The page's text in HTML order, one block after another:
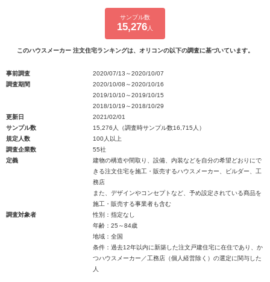
サンプル数
15,276 人
このハウスメーカー 注文住宅ランキングは、オリコンの以下の調査に基づいています。
事前調査
2020/07/13～2020/10/07
調査期間
2020/10/08～2020/10/16
2019/10/10～2019/10/15
2018/10/19～2018/10/29
更新日
2021/02/01
サンプル数
15,276人（調査時サンプル数16,715人）
規定人数
100人以上
調査企業数
55社
定義
建物の構造や間取り、設備、内装などを自分の希望どおりにで
きる注文住宅を施工・販売するハウスメーカー、ビルダー、工
務店
また、デザインやコンセプトなど、予め設定されている商品を
施工・販売する事業者も含む
調査対象者
性別：指定なし
年齢：25～84歳
地域：全国
条件：過去12年以内に新築した注文戸建住宅に在住であり、か
つハウスメーカー／工務店（個人経営除く）の選定に関与した
人